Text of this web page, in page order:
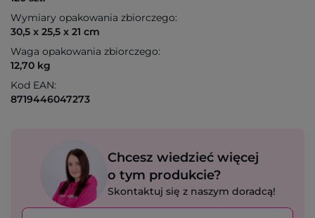
Wymiary opakowania zbiorczego:
30,5 x 25,5 x 21 cm
Waga opakowania zbiorczego:
12,70 kg
Kod EAN:
8719446047273
Chcesz wiedzieć więcej
o tym produkcie?
Skontaktuj się z naszym doradcą!